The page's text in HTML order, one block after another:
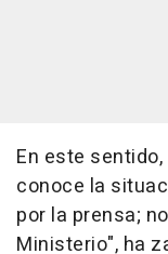
En este
conoce la
por la prensa;
Ministerio", ha